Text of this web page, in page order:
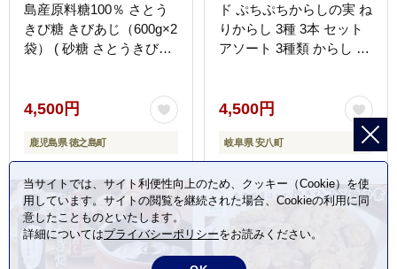
島産原料糖100％ さとう
きび糖 きびあじ（600g×2
袋） ( 砂糖 さとうきび糖
鹿児島 奄美 ポストイン配
送 レターパックライト 上
野砂糖 )
4,500円
鹿児島県 徳之島町
ド ぷちぷちからしの実 ね
りからし 3種 3本 セット
アソート 3種類 からし カ
調味料 万能 万能調味料
常備 お取り寄せ ご当地
送料無料 岐阜県 安八町
4,500円
岐阜県 安八町
当サイトでは、サイト利便性向上のため、クッキー（Cookie）を使
用しています。サイトの閲覧を継続された場合、Cookieの利用に同
意したことものといたします。
詳細についてはプライバシーポリシーをお読みください。